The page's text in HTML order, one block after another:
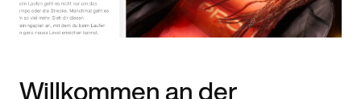
Willkommen an der